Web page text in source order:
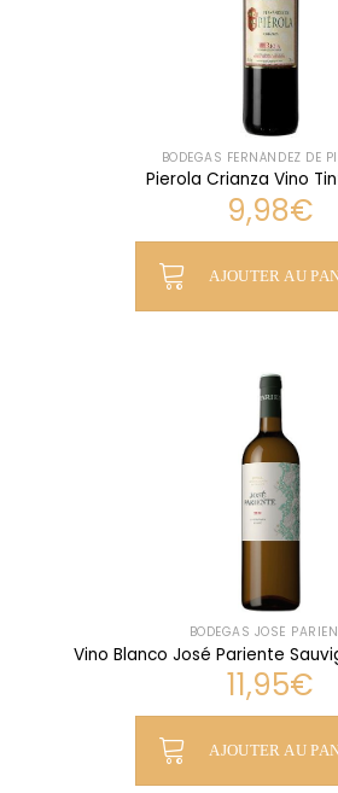
BODEGAS FERNÁNDEZ DE
Pierola Crianza Vino
9,98€
AJOUTER AU
BODEGAS JOSÉ
Vino Blanco José Pariente
11,95€
AJOUTER AU